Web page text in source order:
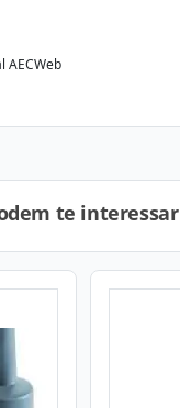
AECWeb
te interessar